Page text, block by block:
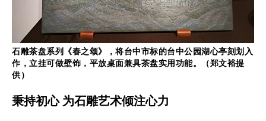
石雕茶盘系列《春之颂》，将台中市标的台中公园湖心亭刻划入
作，立挂可做壁饰，平放桌面兼具茶盘实用功能。（郑文裕提
供）
秉持初心 为石雕艺术倾注心力